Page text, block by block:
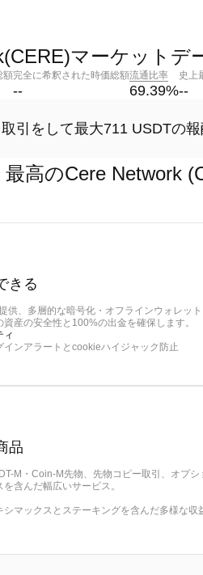
マーケットデ
額完全に希釈された時価総額
--
流通比率
69.39%
史上
--
引をして最大711 USDTの
最高のCere Network
きる
供、多層的な暗号化・オフラインウォレット
産の安全性と100%の出金を確保します。
ィ
インアラートとcookieハイジャック防止
品
M・Coin-M先物、先物コピー取引、オプシ
含んだ幅広いサービス。
シマックスとステーキングを含んだ多様な収